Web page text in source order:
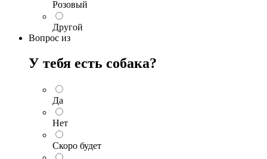
Розовый
Другой
Вопрос из
У тебя есть собака?
Да
Нет
Скоро будет